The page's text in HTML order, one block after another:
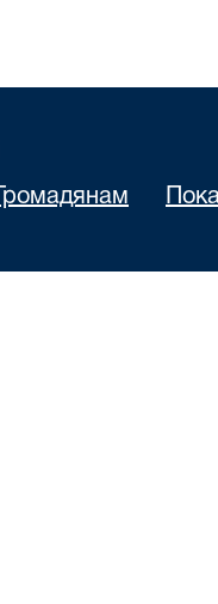
Громадянам